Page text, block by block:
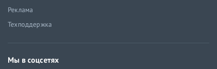
Реклама
Техподдержка
Мы в соцсетях